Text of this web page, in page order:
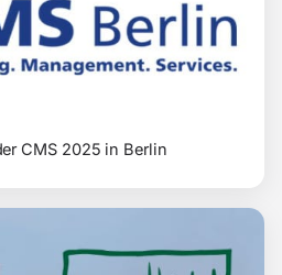
CMS 2025 in Berlin